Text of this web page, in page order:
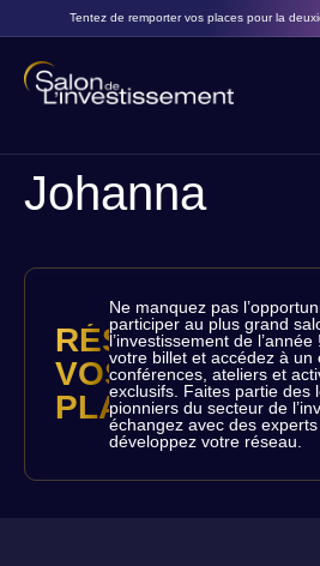
Tentez de remporter vos places pour la
Johanna
RÉSERVEZ
VOS
PLACES
Ne manquez pas
participer au plus grand
l’investissement de
votre billet et accédez à un
conférences, ateliers et
exclusifs. Faites partie des
pionniers du secteur de
échangez avec des
développez votre réseau.